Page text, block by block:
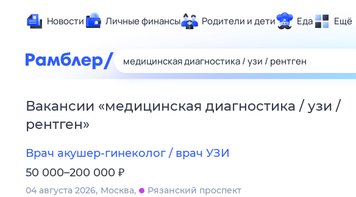
Новости Личные финансы Родители и дети Еда Ещё
Здоровье
Развлечения и отдых
Спорт
Авто
Вакансии «медицинская диагностика / узи /
рентген»
Врач акушер-гинеколог / врач УЗИ
50 000–200 000 ₽
04 августа 2026 Москва
Рязанский проспект